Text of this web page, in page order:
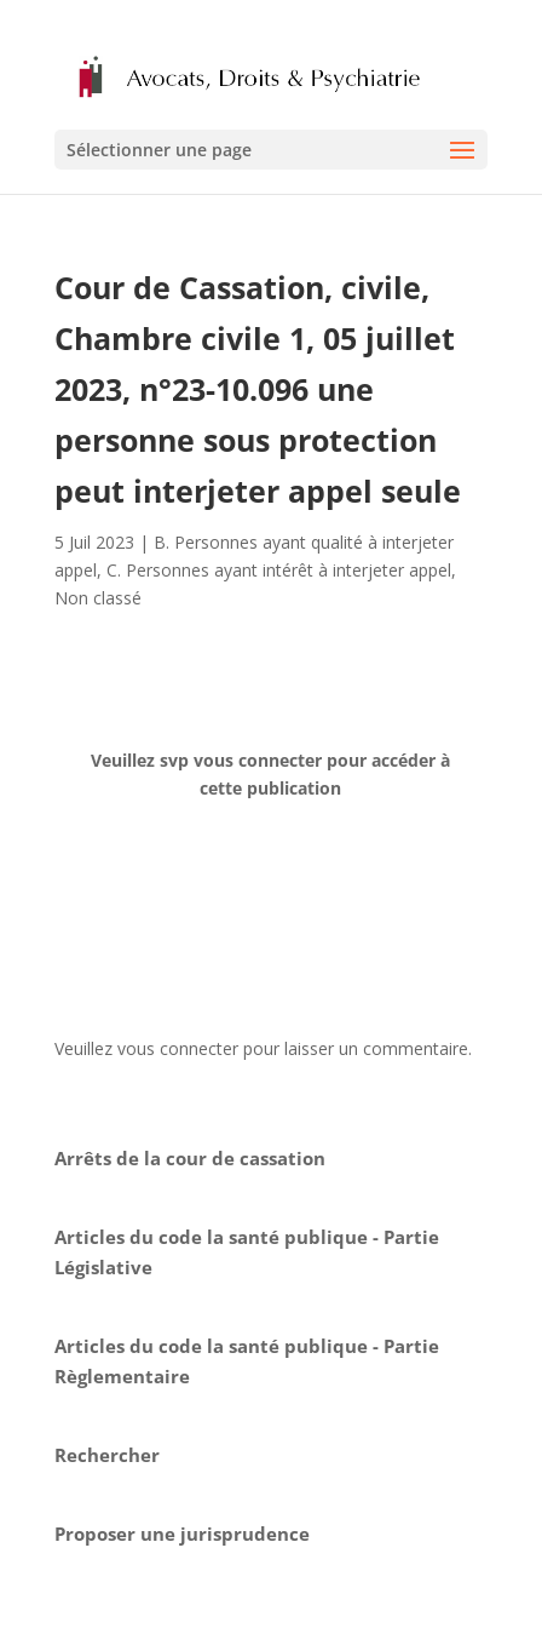
Sélectionner une page
Cour de Cassation, civile,
Chambre civile 1, 05 juillet
2023, n°23-10.096 une
personne sous protection
peut interjeter appel seule
5 Juil 2023 | B. Personnes ayant qualité à interjeter
appel, C. Personnes ayant intérêt à interjeter appel,
Non classé
Veuillez svp vous connecter pour accéder à
cette publication
Veuillez vous connecter pour laisser un commentaire.
Arrêts de la cour de cassation
Articles du code la santé publique - Partie
Législative
Articles du code la santé publique - Partie
Règlementaire
Rechercher
Proposer une jurisprudence